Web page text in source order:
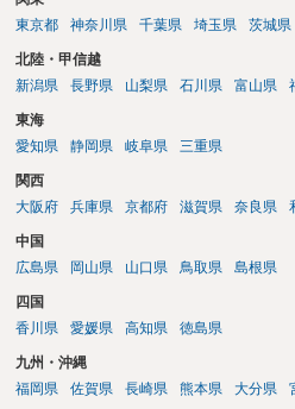
東京都
神奈川県 千葉県 埼玉県 茨城県
北陸・甲信越
新潟県
長野県 山梨県 石川県 富山県
東海
愛知県
静岡県 岐阜県 三重県
関西
大阪府
兵庫県 京都府 滋賀県 奈良県
中国
広島県
岡山県 山口県 鳥取県 島根県
四国
香川県
愛媛県 高知県 徳島県
九州・沖縄
福岡県
佐賀県 長崎県 熊本県 大分県